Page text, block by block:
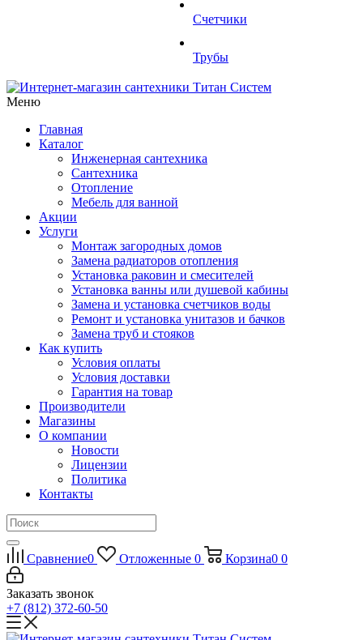
Счетчики
Трубы
Меню
Главная
Каталог
Инженерная сантехника
Сантехника
Отопление
Мебель для ванной
Акции
Услуги
Монтаж загородных домов
Замена радиаторов отопления
Установка раковин и смесителей
Установка ванны или душевой кабины
Замена и установка счетчиков воды
Ремонт и установка унитазов и бачков
Замена труб и стояков
Как купить
Условия оплаты
Условия доставки
Гарантия на товар
Производители
Магазины
О компании
Новости
Лицензии
Политика
Контакты
Сравнение0 Отложенные 0 Корзина0 0
Заказать звонок
+7 (812) 372-60-50